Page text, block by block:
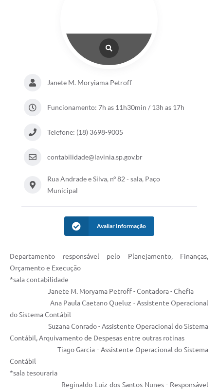
Pareceres do TCESP
Diário Oficial
Contas Públicas
Pesquisa de Satisfação
Contratos
Previdência Complementar
Audiência Pública
Janete M. Moryiama Petroff
Funcionamento: 7h as 11h30min / 13h as 17h
Telefone: (18) 3698-9005
contabilidade@lavinia.sp.gov.br
Rua Andrade e Silva, nº 82 - sala, Paço
Municipal
Avaliar Informação
Departamento responsável pelo Planejamento, Finanças,
Orçamento e Execução
*sala contabilidade
Janete M. Moryama Petroff - Contadora - Chefia
Ana Paula Caetano Queluz - Assistente Operacional
do Sistema Contábil
Suzana Conrado - Assistente Operacional do Sistema
Contábil, Arquivamento de Despesas entre outras rotinas
Tiago Garcia - Assistente Operacional do Sistema
Contábil
*sala tesouraria
Reginaldo Luiz dos Santos Nunes - Responsável